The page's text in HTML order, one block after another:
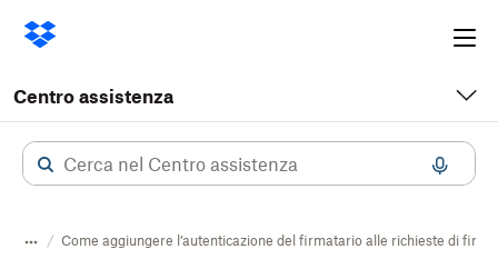
Centro assistenza
Come aggiungere l’autenticazione del firmatario alle richieste di